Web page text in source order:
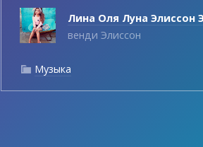
Лина Оля Луна Элиссон
венди Элиссон
 Музыка